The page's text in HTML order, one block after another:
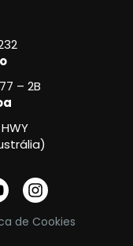
– 2B
I
n
s
t
de Cookies